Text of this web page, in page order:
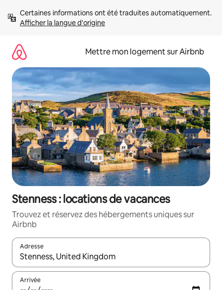
directement
Afficher la langue d'origine
Mettre mon logement sur Airbnb
Stenness : locations de vacances
Trouvez et réservez des hébergements uniques sur
Airbnb
Adresse
Lorsque les résultats s'affichent, utilisez les flèches vers le
Arrivée